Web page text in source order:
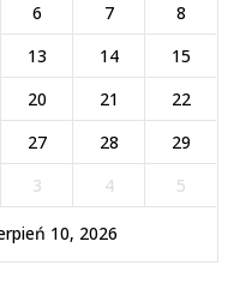
6 7
8
13 14
15
20 21
22
27 28
29
3 4 5
10, 2026